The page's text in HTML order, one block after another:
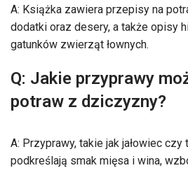
A: Książka zawiera przepisy na
dodatki oraz desery, a także opisy
gatunków zwierząt łownych.
Q: Jakie przyprawy
potraw z dziczyzny?
A: Przyprawy, takie jak jałowiec
podkreślają smak mięsa i wina,